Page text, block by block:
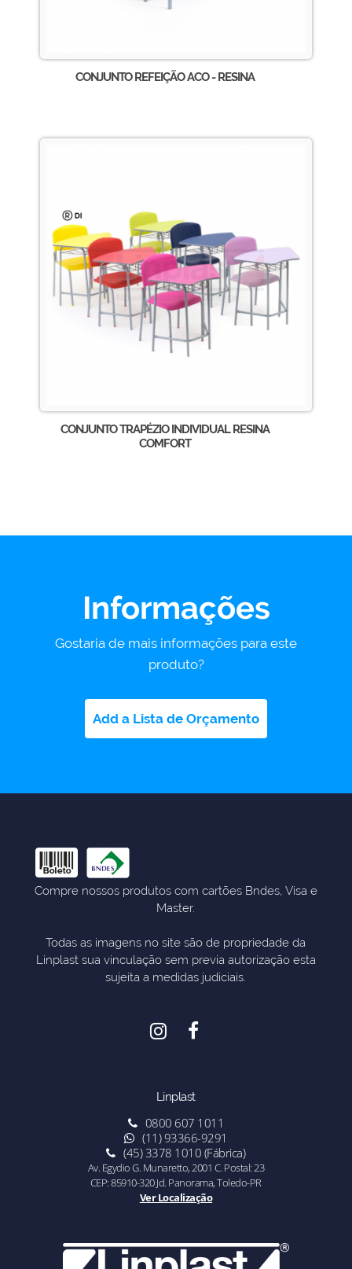
CONJUNTO REFEIÇÃO ACO - RESINA
CONJUNTO TRAPÉZIO INDIVIDUAL RESINA
COMFORT
Informações
Gostaria de mais informações para este
produto?
Add a Lista de Orçamento
Compre nossos produtos com cartões Bndes, Visa e
Master.
Todas as imagens no site são de propriedade da
Linplast sua vinculação sem previa autorização esta
sujeita a medidas judiciais.
Linplast
0800 607 1011
(11) 93366-9291
(45) 3378 1010 (Fábrica)
Av. Egydio G. Munaretto, 2001 C. Postal: 23
CEP: 85910-320 Jd. Panorama, Toledo-PR
Ver Localização